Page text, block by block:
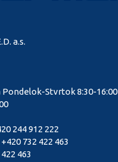
a.s.
Pondelok-Stvrtok 8:30-16:00
244 912 222
732 422 463
463